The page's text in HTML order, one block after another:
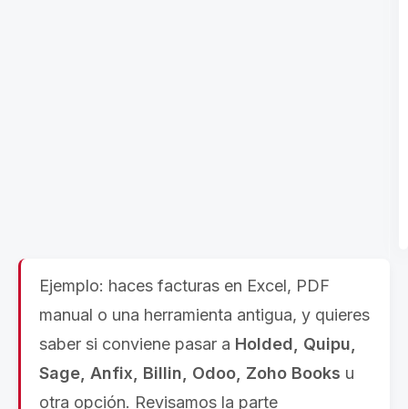
Ejemplo: haces facturas en Excel, PDF
manual o una herramienta antigua, y quieres
saber si conviene pasar a Holded, Quipu,
Sage, Anfix, Billin, Odoo, Zoho Books u
otra opción. Revisamos la parte